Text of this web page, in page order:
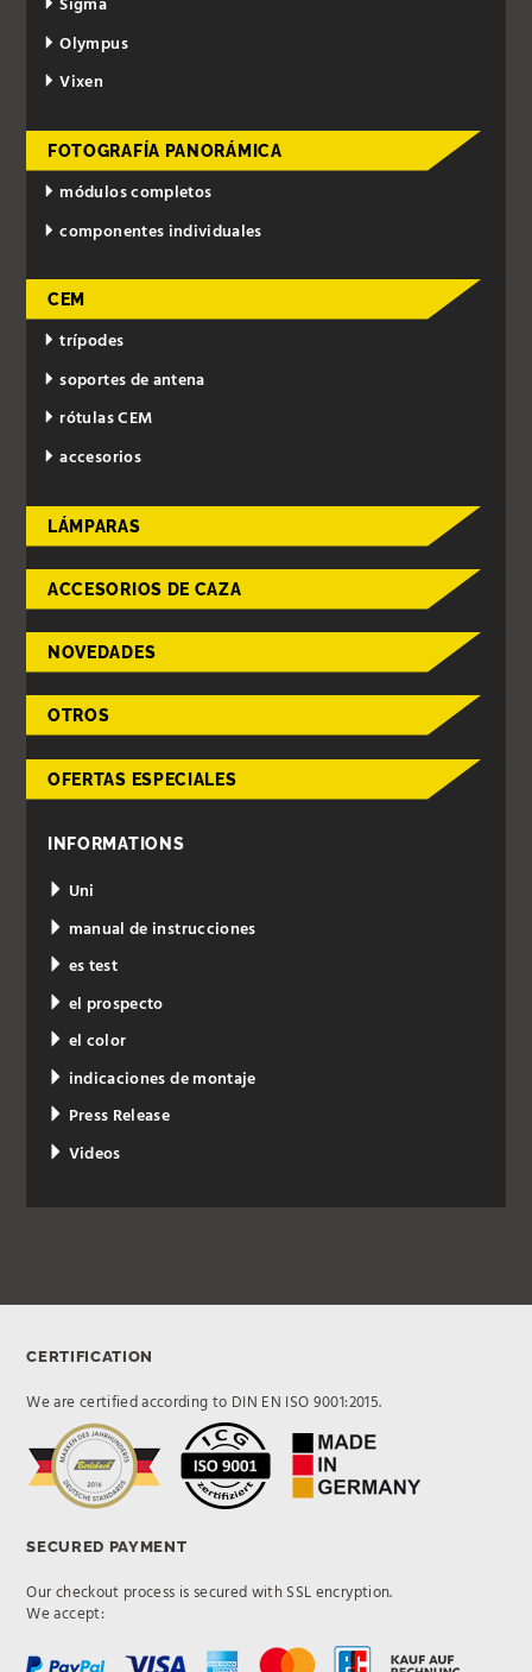
Sigma
Olympus
Vixen
FOTOGRAFÍA PANORÁMICA
módulos completos
componentes individuales
CEM
trípodes
soportes de antena
rótulas CEM
accesorios
LÁMPARAS
ACCESORIOS DE CAZA
NOVEDADES
OTROS
OFERTAS ESPECIALES
INFORMATIONS
Uni
manual de instrucciones
es test
el prospecto
el color
indicaciones de montaje
Press Release
Videos
CERTIFICATION
We are certified according to DIN EN ISO 9001:2015.
SECURED PAYMENT
Our checkout process is secured with SSL encryption.
We accept: